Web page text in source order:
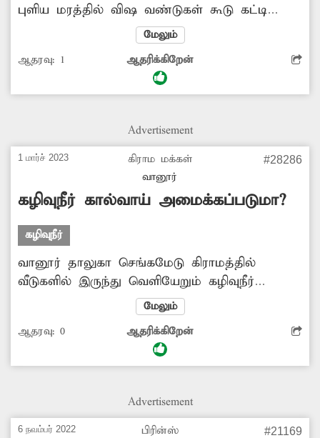
புளிய மரத்தில் விஷ வண்டுகள் கூடு கட்டி
உள்ளது. இதனால் அந்த வழியாக செல்லும்
குழந்தைகள், பொதுமக்கள் அச்சப்படுகின்றனர்.
எனவே அசம்பாவித சம்பவங்கள் நிகழும்
முன்பாக மரத்தில் உள்ள விஷ வண்டுகளின்
பொதுமக்களின் எதிர்பார்ப்பாக உள்ளது.
மேலும்
ஆதரவு: 1 ஆதரிக்கிறேன்
Advertisement
1 மார்ச் 2023
கிராம மக்கள்
வானூர்
#28286
கழிவுநீர் கால்வாய் அமைக்கப்படுமா?
கழிவுநீர்
வானூர் தாலுகா செங்கமேடு கிராமத்தில்
வீடுகளில் இருந்து வெளியேறும் கழிவுநீர்
தெருவில் தேங்கி நிற்கிறது. இதனால் சுகாதார
சீர்கேடு ஏற்பட்டு துர்நாற்றம் வீசுவதால், கிராம
மக்களுக்கு தொற்று நோய் பரவும் அபாயம்
உள்ளது. எனவே செங்கமேடு கிராமத்தில்
நடவடிக்கை எடுப்பார்களா?
மேலும்
ஆதரவு: 0 ஆதரிக்கிறேன்
Advertisement
6 நவம்பர் 2022
பிரின்ஸ்
#21169